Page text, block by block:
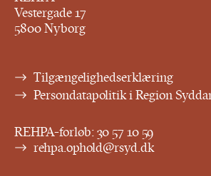
Vestergade 17
5800 Nyborg
Tilgængelighedserklæring
Persondatapolitik i Region
REHPA-forløb:30 57 10 59
rehpa.ophold@rsyd.dk